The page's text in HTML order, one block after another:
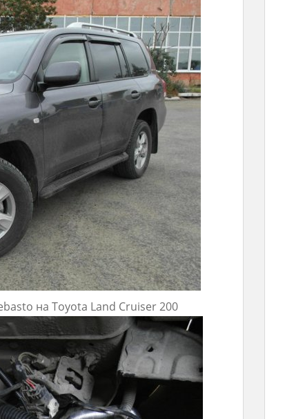
на Toyota Land Cruiser 200